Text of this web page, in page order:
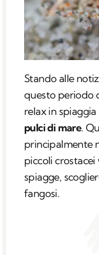
Stando alle
questo periodo
relax in
pulci di mare.
principalmente
piccoli
spiagge,
fangosi.